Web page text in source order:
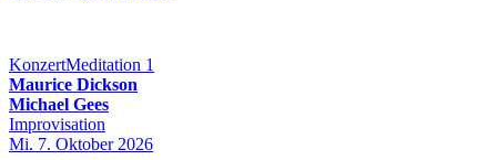
KonzertMeditation 1
Maurice Dickson
Michael Gees
Improvisation
Mi. 7. Oktober 2026